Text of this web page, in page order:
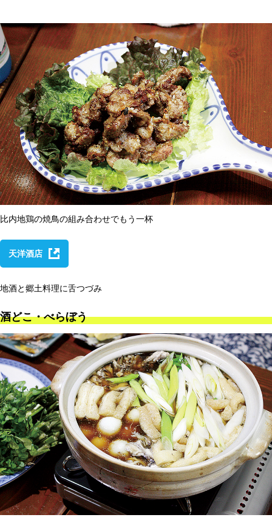
比内地鶏の焼鳥の組み合わせでもう一杯
天洋酒店
地酒と郷土料理に舌つづみ
酒どこ・べらぼう